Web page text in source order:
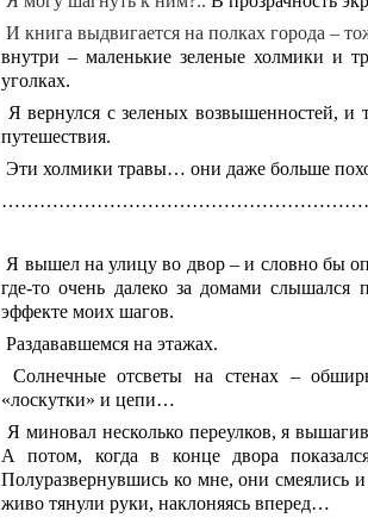
И книга выдвигается на полках города –
внутри – маленькие зеленые холмики и
уголках.
Я вернулся с зеленых возвышенностей, и
путешествия.
Эти холмики травы… они даже
Я вышел на улицу во двор – и словно бы
где-то очень далеко за домами
эффекте моих шагов.
Раздававшемся на этажах.
Солнечные отсветы на стенах –
«лоскутки» и цепи…
Я миновал несколько переулков, я
А потом, когда в конце двора
Полуразвернувшись ко мне, они смеялись
живо тянули руки, наклоняясь вперед…